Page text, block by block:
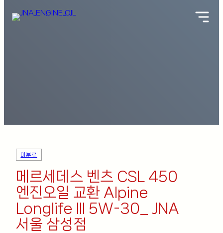
미분류
메르세데스 벤츠 CSL 450
엔진오일 교환 Alpine
Longlife III 5W-30_ JNA
서울 삼성점